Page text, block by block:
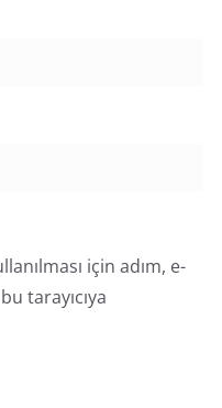
için adım, e-
tarayıcıya